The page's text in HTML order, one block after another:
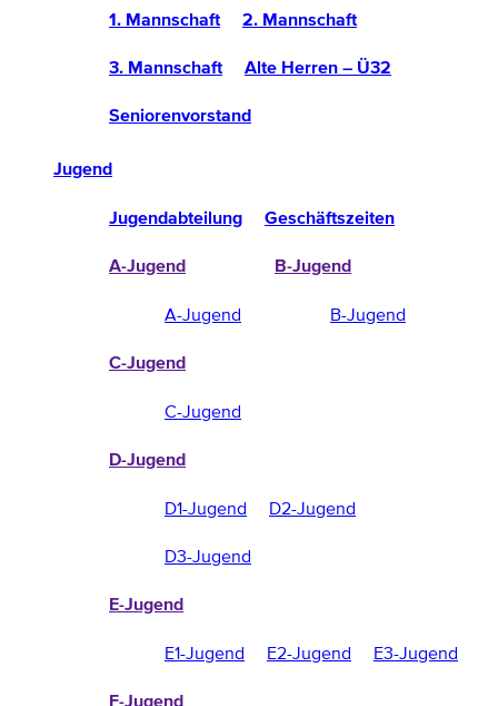
1. Mannschaft 2. Mannschaft
3. Mannschaft Alte Herren – Ü32
Seniorenvorstand
Jugend
Jugendabteilung Geschäftszeiten
A-Jugend
A-Jugend
B-Jugend
B-Jugend
C-Jugend
C-Jugend
D-Jugend
D1-Jugend
D2-Jugend
D3-Jugend
E-Jugend
E1-Jugend E2-Jugend E3-Jugend
F-Jugend